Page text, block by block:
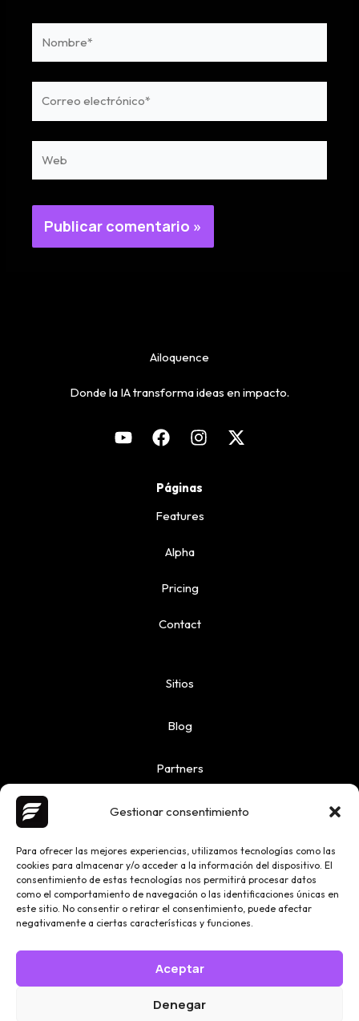
Gestionar consentimiento
Para ofrecer las mejores experiencias, utilizamos tecnologías como las
cookies para almacenar y/o acceder a la información del dispositivo. El
consentimiento de estas tecnologías nos permitirá procesar datos
como el comportamiento de navegación o las identificaciones únicas en
este sitio. No consentir o retirar el consentimiento, puede afectar
negativamente a ciertas características y funciones.
Aceptar
Denegar
electrónico*
Ailoquence
Donde la IA transforma ideas en impacto.
Páginas
Features
Alpha
Pricing
Contact
Sitios
Blog
Partners
Copyright © 2026 Ailoquence | Powered by Ailoquence
Partners
Cookies
Terms and Conditions